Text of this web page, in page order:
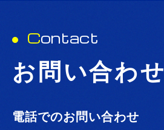
Contact
お問い合わせ
電話でのお問い合わせ